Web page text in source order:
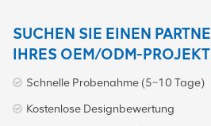
SUCHEN SIE EINEN
IHRES OEM/ODM-
Schnelle Probenahme (5~10 Tage)
Kostenlose Designbewertung